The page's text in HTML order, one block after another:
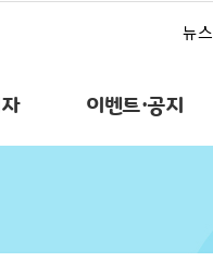
뉴스
이벤트·공지